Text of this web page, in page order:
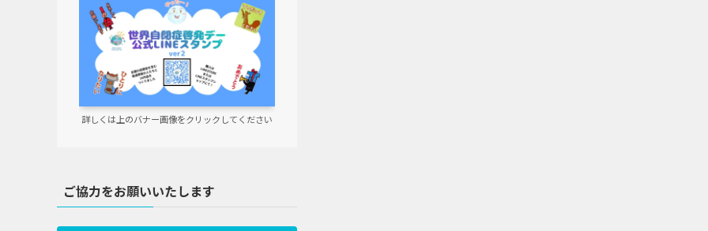
詳しくは上のバナー画像をクリックしてください
ご協力をお願いいたします